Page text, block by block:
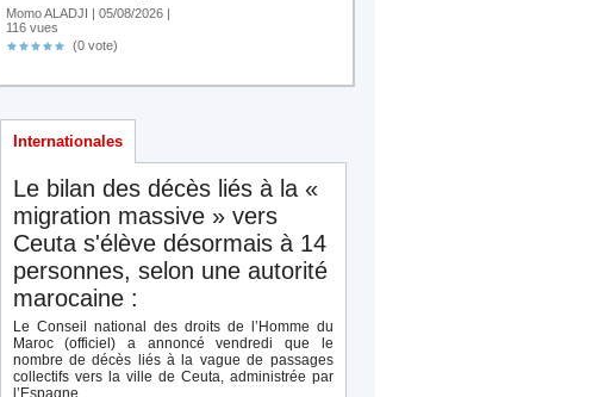
Momo ALADJI | 05/08/2026 |
116 vues
(0 vote)
Internationales
Le bilan des décès liés à la «
migration massive » vers
Ceuta s'élève désormais à 14
personnes, selon une autorité
marocaine :
Le Conseil national des droits de l’Homme du
Maroc (officiel) a annoncé vendredi que le
nombre de décès liés à la vague de passages
collectifs vers la ville de Ceuta, administrée par